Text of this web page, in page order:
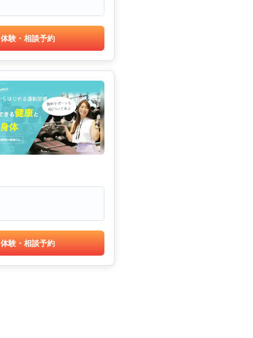
体験・相談予約
体験・相談予約